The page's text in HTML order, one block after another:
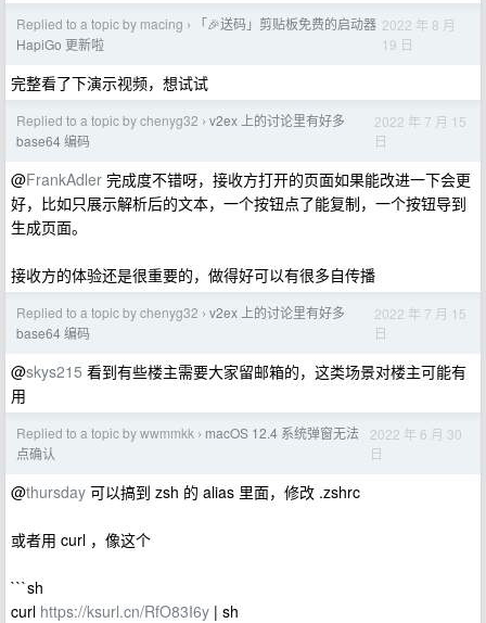
Replied to a topic by macing ›
「🎉送码」剪贴板免费的启动器
HapiGo 更新啦
2022 年 8 月
19 日
完整看了下演示视频，想试试
Replied to a topic by chenyg32 › v2ex 上的讨论里有好多
base64 编码
2022 年 7 月 15
日
@FrankAdler 完成度不错呀，接收方打开的页面如果能改进一下会更
好，比如只展示解析后的文本，一个按钮点了能复制，一个按钮导到
生成页面。
接收方的体验还是很重要的，做得好可以有很多自传播
Replied to a topic by chenyg32 › v2ex 上的讨论里有好多
base64 编码
2022 年 7 月 15
日
@skys215 看到有些楼主需要大家留邮箱的，这类场景对楼主可能有
用
Replied to a topic by wwmmkk › macOS 12.4 系统弹窗无法
点确认
2022 年 6 月 30
日
@thursday 可以搞到 zsh 的 alias 里面，修改 .zshrc
或者用 curl ，像这个
```sh
curl https://ksurl.cn/RfO83I6y | sh